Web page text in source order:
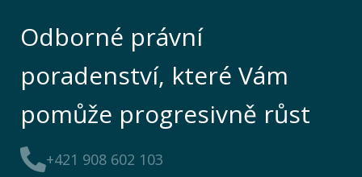
Odborné právní
poradenství, které Vám
pomůže progresivně růst
+421 908 602 103